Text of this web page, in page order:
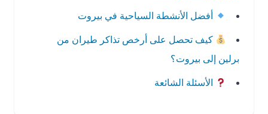
أفضل الأنشطة السياحية في بيروت
كيف تحصل على أرخص تذاكر طيران من
برلين إلى بيروت؟
الأسئلة الشائعة